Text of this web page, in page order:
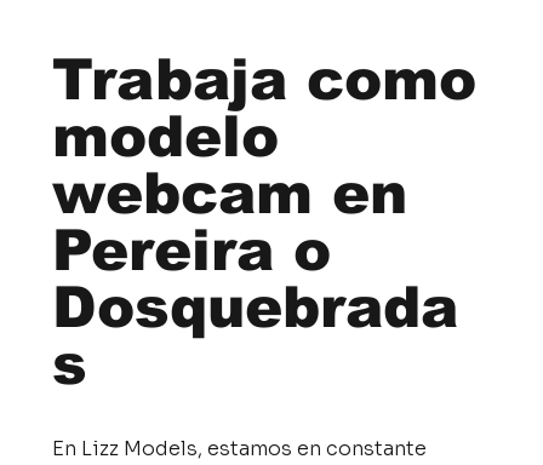
Trabaja como
modelo
webcam en
Pereira o
Dosquebrada
s
En Lizz Models, estamos en constante